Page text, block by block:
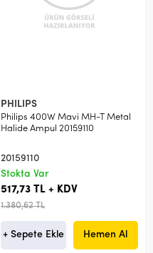
PHILIPS
Philips 400W Mavi MH-T Metal
Halide Ampul 20159110
20159110
Stokta Var
517,73 TL + KDV
1.380,62 TL
+ Sepete Ekle Hemen Al